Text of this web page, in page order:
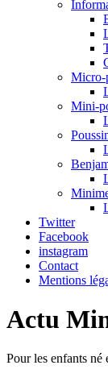
Micro-
Mini-
Twitter
Facebook
instagram
Contact
Mentions
Actu
Pour les enfants né